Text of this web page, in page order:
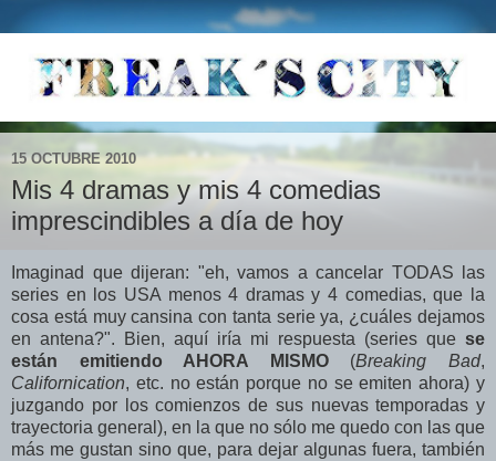
15 OCTUBRE 2010
Mis 4 dramas y mis 4 comedias
imprescindibles a día de hoy
Imaginad que dijeran: "eh, vamos a cancelar TODAS las
series en los USA menos 4 dramas y 4 comedias, que la
cosa está muy cansina con tanta serie ya, ¿cuáles dejamos
en antena?". Bien, aquí iría mi respuesta (series que se
están emitiendo AHORA MISMO(Breaking Bad,
Californication, etc. no están porque no se emiten ahora) y
juzgando por los comienzos de sus nuevas temporadas y
trayectoria general), en la que no sólo me quedo con las que
más me gustan sino que, para dejar algunas fuera, también